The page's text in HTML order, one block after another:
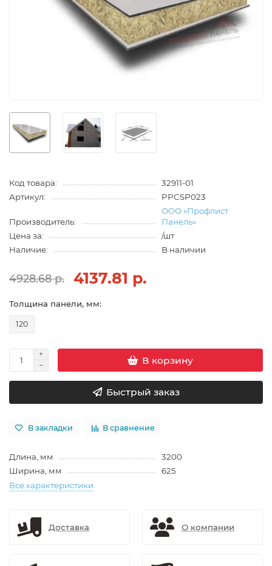
Код товара:
32911-01
Артикул:
PPCSP023
Производитель:
ООО «Профлист
Панель»
Цена за:
/шт
Наличие:
В наличии
4928.68 р. 4137.81 р.
Толщина панели, мм:
120
В корзину
Быстрый заказ
В закладки В сравнение
Длина, мм
3200
Ширина, мм
625
Все характеристики
Доставка О компании